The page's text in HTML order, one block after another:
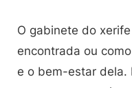
O gabinete do
encontrada ou
e o bem-estar dela.